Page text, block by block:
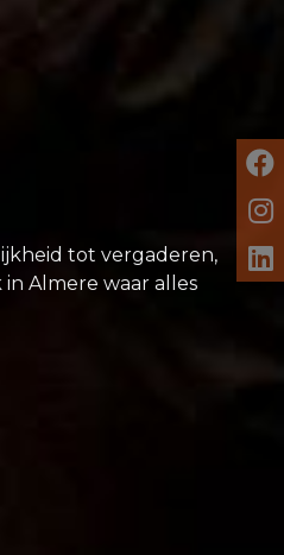
tot vergaderen,
Almere waar alles